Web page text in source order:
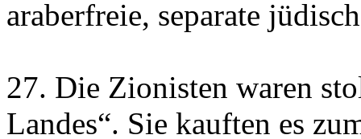
araberfreie, separate
27. Die Zionisten waren
Landes“. Sie kauften es